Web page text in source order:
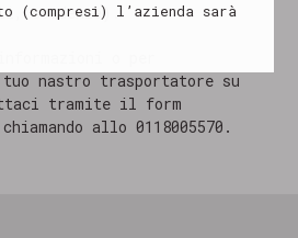
(compresi) l’azienda sarà
scadenze).
nastro trasportatore su
tramite il form
allo 0118005570.
Products